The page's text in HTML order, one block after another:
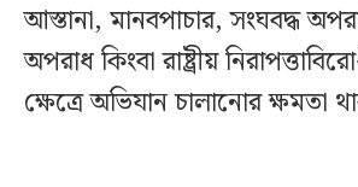
আস্তানা, মানবপাচার, সংঘবদ্ধ
অপরাধ কিংবা রাষ্ট্রীয়
ক্ষেত্রে অভিযান চালানোর ক্ষমতা